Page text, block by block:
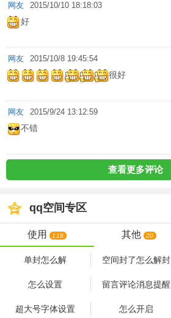
网友 2015/10/10 18:18:03
好
网友 2015/10/8 19:45:54
很好
网友 2015/9/24 13:12:59
不错
查看更多评论
qq空间专区
使用 118 其他 20
单封怎么解 空间封了怎么解封
怎么设置 留言评论消息提醒
超大号字体设置 怎么开启